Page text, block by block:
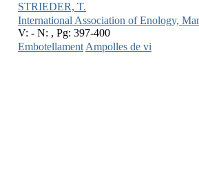
STRIEDER, T.
International Association of Enology,
V: - N: , Pg: 397-400
EmbotellamentAmpolles de vi